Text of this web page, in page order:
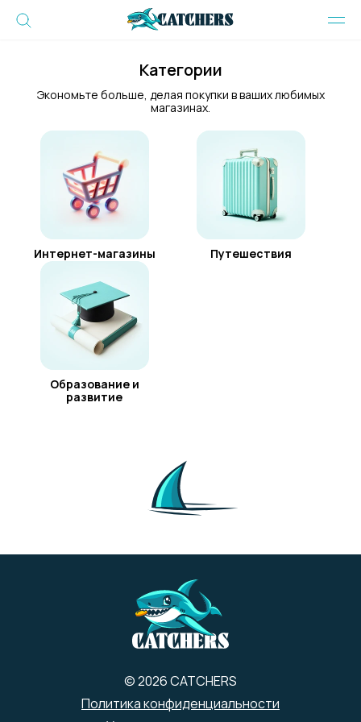
Категории
Экономьте больше, делая покупки в ваших любимых
магазинах.
Интернет-магазины Путешествия
Образование и
развитие
© 2026 CATCHERS
Политика конфиденциальности